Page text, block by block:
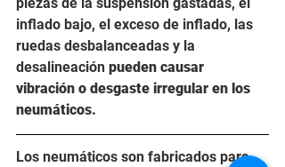
piezas de la suspensión gastadas, el
inflado bajo, el exceso de inflado, las
ruedas desbalanceadas y la
desalineación pueden causar
vibración o desgaste irregular en los
neumáticos.
Los neumáticos son fabricados para